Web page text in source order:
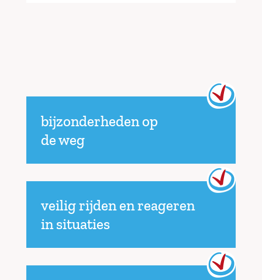
bijzonderheden op
de weg
veilig rijden en reageren
in situaties